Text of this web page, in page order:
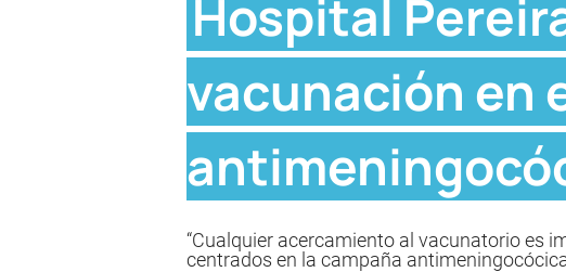
Hospital
vacunación en
“Cualquier acercamiento al vacunatorio es
centrados en la campaña